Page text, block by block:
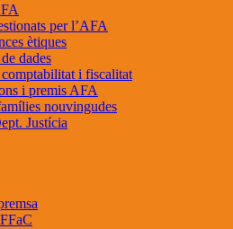
per l’AFA
ètiques
dades
comptabilitat i fiscalitat
i premis AFA
nouvingudes
Justícia